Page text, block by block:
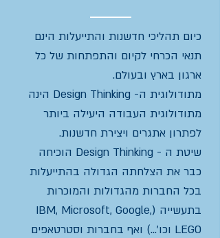
כיום תהליכי חדשנות והתייעלות הינם
תנאי הכרחי לקיום והתפתחות של כל
ארגון בארץ ובעולם.
מתודולוגית ה- Design Thinking הינה
מתודולוגית העבודה היעילה ביותר
לפתרון אתגרים ויצירת חדשנות.
שיטת ה - Design Thinking הוכיחה
כבר את הצלחתה הגדולה בהתייעלות
בכל החברות מהגדולות והמוכרות
בתעשייה (IBM, Microsoft, Google,
LEGO וכו'...) ואף בחברות וסטרטאפים